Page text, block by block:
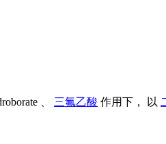
、 三氟乙酸 作用下， 以